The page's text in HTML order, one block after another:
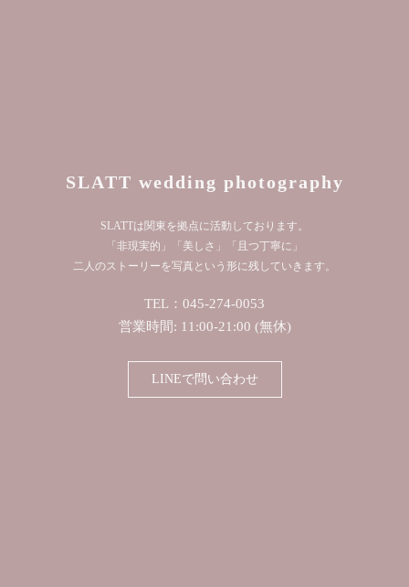
SLATT wedding photography
SLATTは関東を拠点に活動しております。
「非現実的」「美しさ」「且つ丁寧に」
二人のストーリーを写真という形に残していきます。
TEL：045-274-0053
営業時間: 11:00-21:00 (無休)
LINEで問い合わせ